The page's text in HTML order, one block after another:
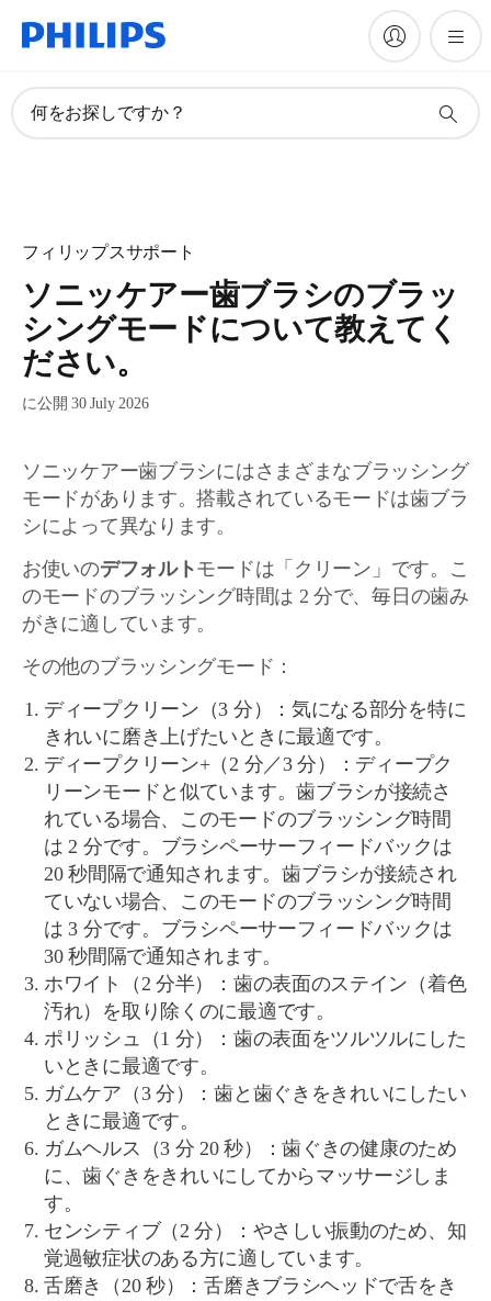
何をお探しですか？
フィリップスサポート
ソニッケアー歯ブラシのブラッ
シングモードについて教えてく
ださい。
に公開 30 July 2026
ソニッケアー歯ブラシにはさまざまなブラッシング
モードがあります。搭載されているモードは歯ブラ
シによって異なります。
お使いのデフォルトモードは「クリーン」です。こ
のモードのブラッシング時間は 2 分で、毎日の歯み
がきに適しています。
その他のブラッシングモード：
ディープクリーン（3 分）：気になる部分を特に
きれいに磨き上げたいときに最適です。
ディープクリーン+（2 分／3 分）：ディープク
リーンモードと似ています。歯ブラシが接続さ
れている場合、このモードのブラッシング時間
は 2 分です。ブラシペーサーフィードバックは
20 秒間隔で通知されます。歯ブラシが接続され
ていない場合、このモードのブラッシング時間
は 3 分です。ブラシペーサーフィードバックは
30 秒間隔で通知されます。
ホワイト（2 分半）：歯の表面のステイン（着色
汚れ）を取り除くのに最適です。
ポリッシュ（1 分）：歯の表面をツルツルにした
いときに最適です。
ガムケア（3 分）：歯と歯ぐきをきれいにしたい
ときに最適です。
ガムヘルス（3 分 20 秒）：歯ぐきの健康のため
に、歯ぐきをきれいにしてからマッサージしま
す。
センシティブ（2 分）：やさしい振動のため、知
覚過敏症状のある方に適しています。
舌磨き（20 秒）：舌磨きブラシヘッドで舌をき